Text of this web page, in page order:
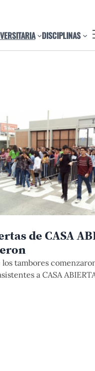
DISCIPLINAS
de CASA
tambores
a CASA